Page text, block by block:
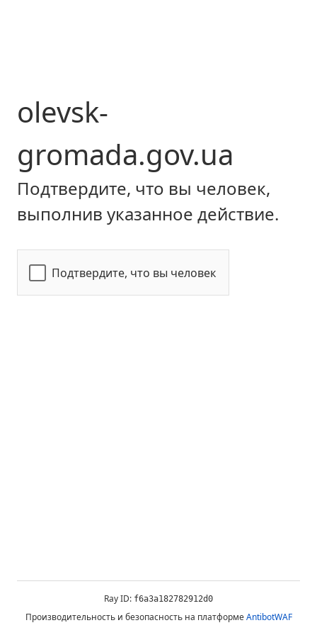
olevsk-
gromada.gov.ua
Подтвердите, что вы человек,
выполнив указанное действие.
Подтвердите, что вы человек
Ray ID: f6a3a182782912d0
Производительность и безопасность на платформеAntibotWAF